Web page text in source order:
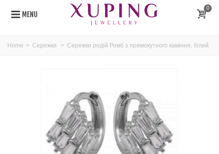
MENU
0
Home > Сережки > Сережки родій Ромб з прямокутного каміння, білий